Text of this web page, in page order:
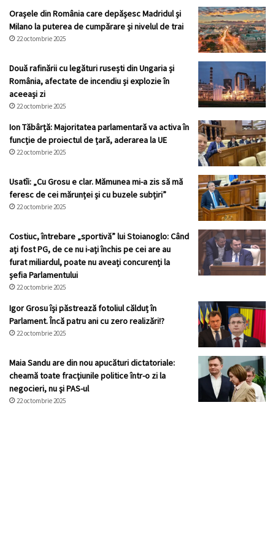
Orașele din România care depășesc Madridul și
Milano la puterea de cumpărare și nivelul de trai
22 octombrie 2025
Două rafinării cu legături rusești din Ungaria și
România, afectate de incendiu și explozie în
aceeași zi
22 octombrie 2025
Ion Tăbârță: Majoritatea parlamentară va activa în
funcție de proiectul de țară, aderarea la UE
22 octombrie 2025
Usatîi: „Cu Grosu e clar. Mămunea mi-a zis să mă
feresc de cei mărunței și cu buzele subțiri”
22 octombrie 2025
Costiuc, întrebare „sportivă” lui Stoianoglo: Când
ați fost PG, de ce nu i-ați închis pe cei are au
furat miliardul, poate nu aveați concurenți la
șefia Parlamentului
22 octombrie 2025
Igor Grosu își păstrează fotoliul călduț în
Parlament. Încă patru ani cu zero realizări!?
22 octombrie 2025
Maia Sandu are din nou apucături dictatoriale:
cheamă toate fracţiunile politice într-o zi la
negocieri, nu şi PAS-ul
22 octombrie 2025